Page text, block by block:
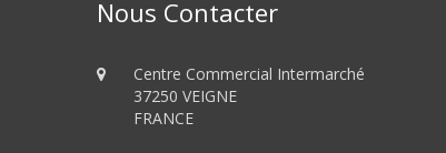
Nous Contacter
Centre Commercial Intermarché
37250 VEIGNE
FRANCE